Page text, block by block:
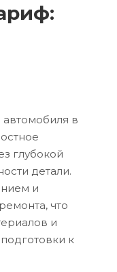
автомобиля в
глубокой
детали.
и
что
и
к